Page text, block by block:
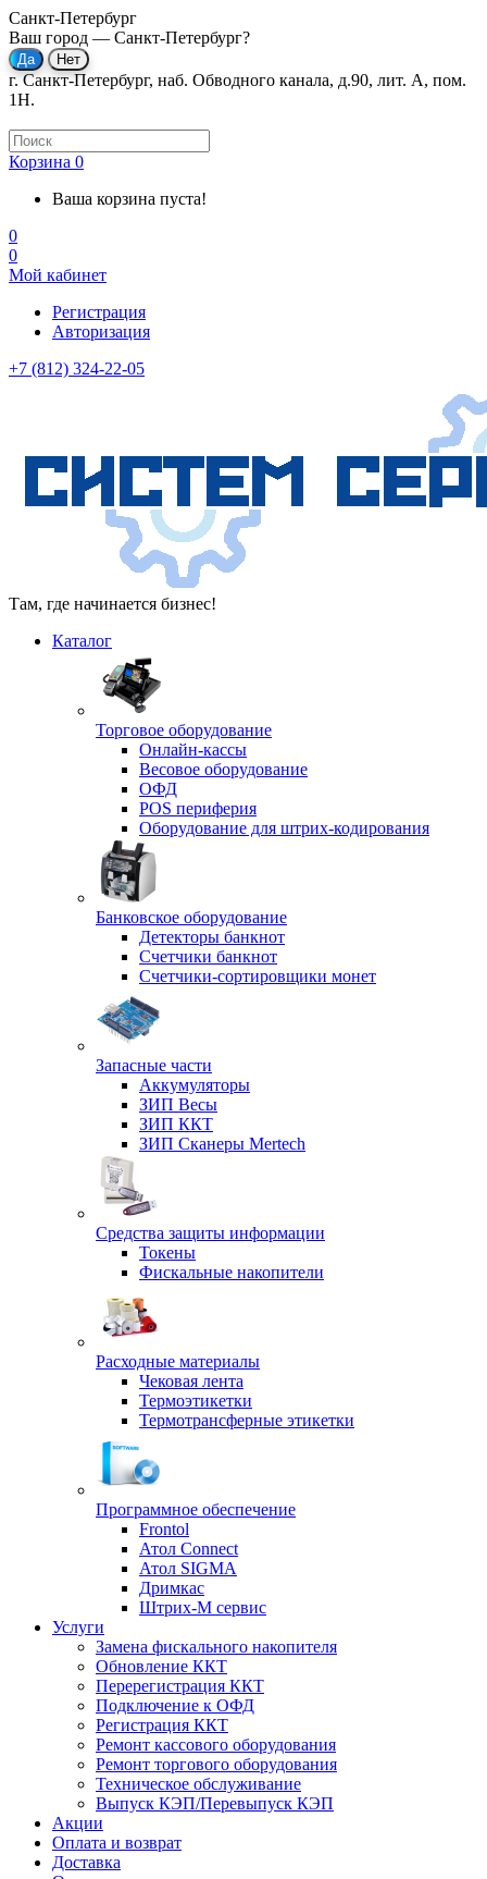
Санкт-Петербург
Ваш город — Санкт-Петербург?
г. Санкт-Петербург, наб. Обводного канала, д.90, лит. А, пом.
1Н.
Корзина 0
Ваша корзина пуста!
0
0
Мой кабинет
Регистрация
Авторизация
+7 (812) 324-22-05
Там, где начинается бизнес!
Каталог
Торговое оборудование
Онлайн-кассы
Весовое оборудование
ОФД
POS периферия
Оборудование для штрих-кодирования
Банковское оборудование
Детекторы банкнот
Счетчики банкнот
Счетчики-сортировщики монет
Запасные части
Аккумуляторы
ЗИП Весы
ЗИП ККТ
ЗИП Сканеры Mertech
Средства защиты информации
Токены
Фискальные накопители
Расходные материалы
Чековая лента
Термоэтикетки
Термотрансферные этикетки
Программное обеспечение
Frontol
Атол Connect
Атол SIGMA
Дримкас
Штрих-М сервис
Услуги
Замена фискального накопителя
Обновление ККТ
Перерегистрация ККТ
Подключение к ОФД
Регистрация ККТ
Ремонт кассового оборудования
Ремонт торгового оборудования
Техническое обслуживание
Выпуск КЭП/Перевыпуск КЭП
Акции
Оплата и возврат
Доставка